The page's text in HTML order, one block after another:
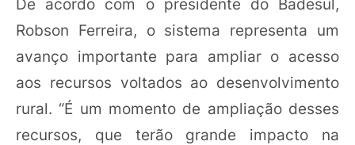
De acordo com o presidente do Badesul,
Robson Ferreira, o sistema representa um
avanço importante para ampliar o acesso
aos recursos voltados ao desenvolvimento
rural. “É um momento de ampliação desses
recursos, que terão grande impacto na